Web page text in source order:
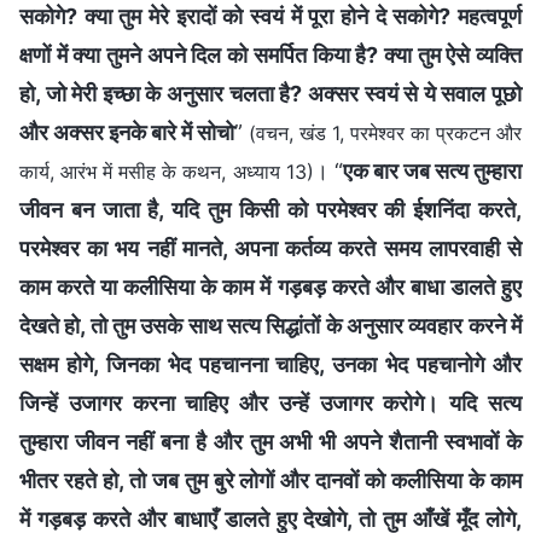
सकोगे? क्या तुम मेरे इरादों को स्वयं में पूरा होने दे सकोगे? महत्वपूर्ण
क्षणों में क्या तुमने अपने दिल को समर्पित किया है? क्या तुम ऐसे व्यक्ति
हो, जो मेरी इच्छा के अनुसार चलता है? अक्सर स्वयं से ये सवाल पूछो
और अक्सर इनके बारे में सोचो” (वचन, खंड 1, परमेश्वर का प्रकटन और
कार्य, आरंभ में मसीह के कथन, अध्याय 13) । “एक बार जब सत्य तुम्हारा
जीवन बन जाता है, यदि तुम किसी को परमेश्वर की ईशनिंदा करते,
परमेश्वर का भय नहीं मानते, अपना कर्तव्य करते समय लापरवाही से
काम करते या कलीसिया के काम में गड़बड़ करते और बाधा डालते हुए
देखते हो, तो तुम उसके साथ सत्य सिद्धांतों के अनुसार व्यवहार करने में
सक्षम होगे, जिनका भेद पहचानना चाहिए, उनका भेद पहचानोगे और
जिन्हें उजागर करना चाहिए और उन्हें उजागर करोगे। यदि सत्य
तुम्हारा जीवन नहीं बना है और तुम अभी भी अपने शैतानी स्वभावों के
भीतर रहते हो, तो जब तुम बुरे लोगों और दानवों को कलीसिया के काम
में गड़बड़ करते और बाधाएँ डालते हुए देखोगे, तो तुम आँखें मूँद लोगे,